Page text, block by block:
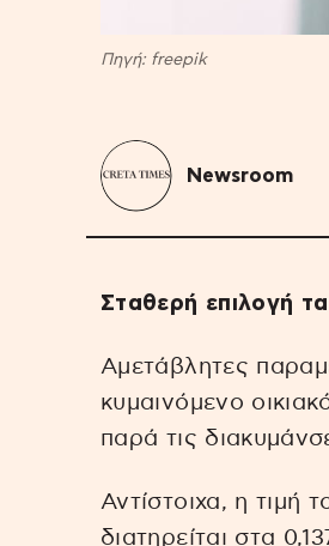
Πηγή: freepik
Newsroom
Σταθερή επιλογή
Αμετάβλητες
κυμαινόμενο
παρά τις
Αντίστοιχα, η τιμή
διατηρείται στα